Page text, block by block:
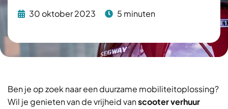
30 oktober 2023 5 minuten
Ben je op zoek naar een duurzame mobiliteitoplossing?
Wil je genieten van de vrijheid vanscooter verhuur